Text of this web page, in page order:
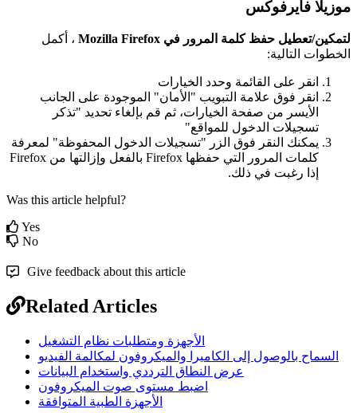
موز يل فاير فوكس
لتمكين/تعطيل حفظ كلمة لمر ور في Mozilla Firefox ، كمل
لخطو ت لتالية:
نقر على لقائمة وحدد لخيار ت
نقر فوق علمة لتبويب " لمان" لموجودة على لجانب
ليسر من صفحة لخيار ت، ثم قم بإلغاء تحديد "تذكر
تسجيلت لدخول للمو قع"
يمكنك لنقر فوق لز ر "تسجيلت لدخول لمحفوظة" لمعر فة
كلمات لمر ور لتي حفظها Firefox بالفعل و ز لتها من Firefox
ذ ر غبت في ذلك.
Was this article helpful?
Yes
No
Give feedback about this article
Related Articles
الأجهزة ومتطلبات نظام التشغيل
السماح بالوصول إلى الكاميرا والميكروفون لمكالمة الفيديو
عرض النطاق الترددي واستخدام البيانات
اضبط مستوى صوت الميكروفون
الأجهزة الطبية المتوافقة